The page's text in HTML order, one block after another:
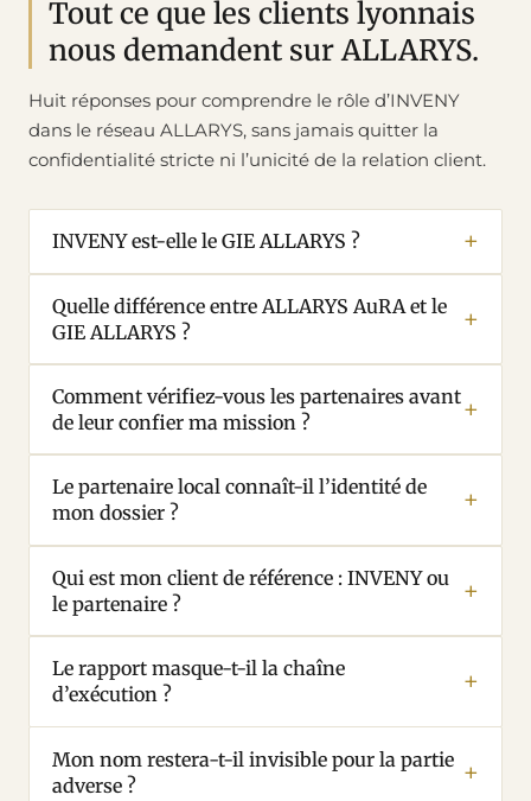
Tout ce que les clients lyonnais
nous demandent sur ALLARYS.
Huit réponses pour comprendre le rôle d’INVENY
dans le réseau ALLARYS, sans jamais quitter la
confidentialité stricte ni l’unicité de la relation client.
INVENY est-elle le GIE ALLARYS ?
Quelle différence entre ALLARYS AuRA et le
GIE ALLARYS ?
Comment vérifiez-vous les partenaires avant
de leur confier ma mission ?
Le partenaire local connaît-il l’identité de
mon dossier ?
Qui est mon client de référence : INVENY ou
le partenaire ?
Le rapport masque-t-il la chaîne
d’exécution ?
Mon nom restera-t-il invisible pour la partie
adverse ?